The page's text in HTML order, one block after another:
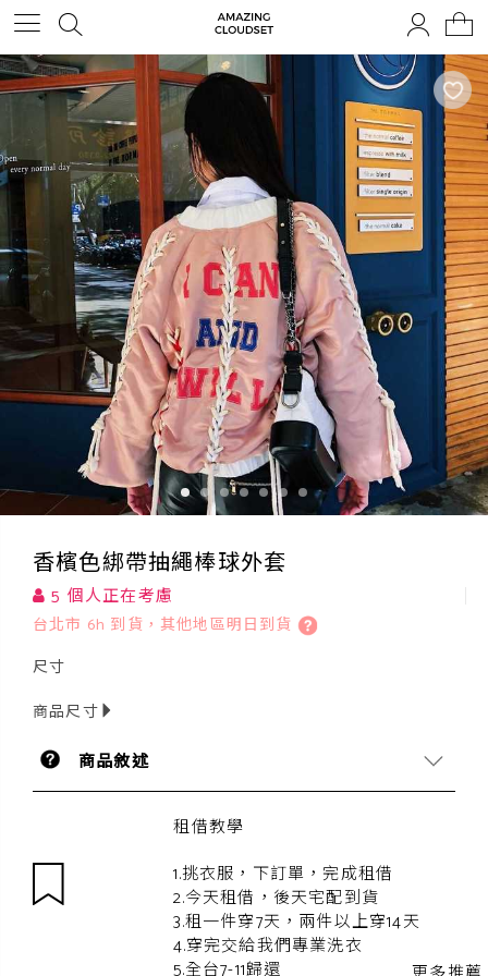
香檳色綁帶抽繩棒球外套
5 個人正在考慮
台北市 6h 到貨，其他地區明日到貨
尺寸
商品尺寸
商品敘述
租借教學
1.挑衣服，下訂單，完成租借
2.今天租借，後天宅配到貨
3.租一件穿7天，兩件以上穿14天
4.穿完交給我們專業洗衣
5.全台7-11歸還